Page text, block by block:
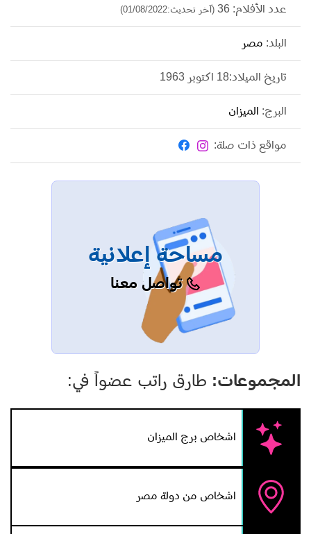
عدد الأفلام: 36 (آخر تحديث:01/08/2022)
البلد: مصر
تاريخ الميلاد:18 اكتوبر 1963
البرج: الميزان
مواقع ذات صلة:
مساحة إعلانية
تواصل معنا
المجموعات: طارق راتب عضواً في:
اشخاص برج الميزان
اشخاص من دولة مصر